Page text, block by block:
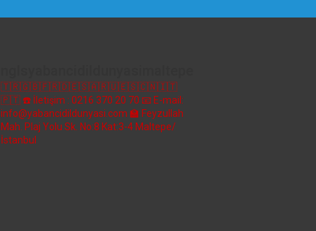
🇹🇷🇬🇧🇫🇷🇩🇪🇸🇦🇷🇺🇪🇸🇨🇳🇮🇹
🇵🇹 ☎️ İletişim : 0216 370 20 70 📧 E-mail:
info@yabancidildunyasi.com 🏫 Feyzullah
Mah. Plaj Yolu Sk. No:8 Kat:3-4 Maltepe/
İstanbul